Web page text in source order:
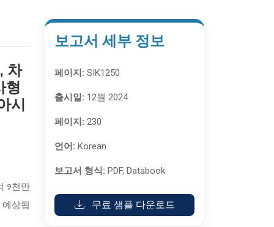
차
형
시
9천만
예상됩
보고서 세부 정보
페이지: SIK1250
출시일: 12월 2024
페이지: 230
언어: Korean
보고서 형식: PDF, Databook
무료 샘플 다운로드